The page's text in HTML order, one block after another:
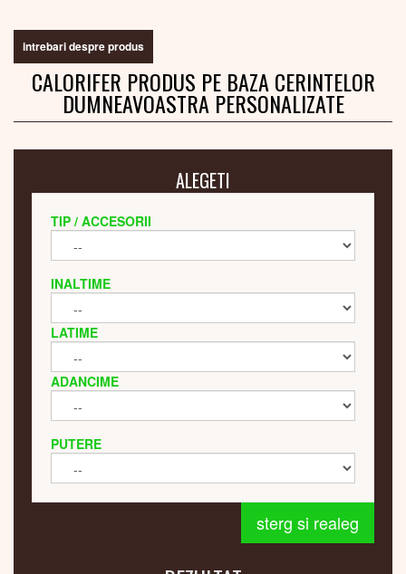
intrebari despre produs
CALORIFER PRODUS PE BAZA CERINTELOR
DUMNEAVOASTRA PERSONALIZATE
ALEGETI
TIP / ACCESORII
INALTIME
LATIME
ADANCIME
PUTERE
sterg si realeg